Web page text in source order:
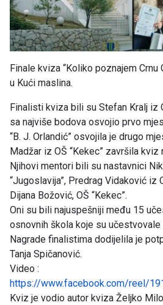
Finale kviza “Koliko poznajem Crnu
u Kući maslina.
Finalisti kviza bili su Stefan Kralj iz
sa najviše bodova osvojio prvo
“B. J. Orlandić” osvojila je drugo
Madžar iz OŠ “Kekec” završila kviz
Njihovi mentori bili su nastavnici
“Jugoslavija”, Predrag Vidaković iz
Dijana Božović, OŠ “Kekec”.
Oni su bili najuspešniji među 15
osnovnih škola koje su učestvovale
Nagrade finalistima dodijelila je
Tanja Spičanović.
Video :
https://www.facebook.com/reel/
Kviz je vodio autor kviza Željko